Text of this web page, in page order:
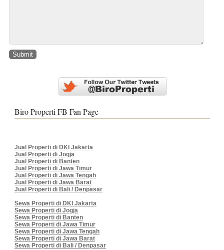
Biro Properti FB Fan Page
Jual Properti di DKI Jakarta
Jual Properti di Jogja
Jual Properti di Banten
Jual Properti di Jawa Timur
Jual Properti di Jawa Tengah
Jual Properti di Jawa Barat
Jual Properti di Bali / Denpasar
Sewa Properti di DKI Jakarta
Sewa Properti di Jogja
Sewa Properti di Banten
Sewa Properti di Jawa Timur
Sewa Properti di Jawa Tengah
Sewa Properti di Jawa Barat
Sewa Properti di Bali / Denpasar